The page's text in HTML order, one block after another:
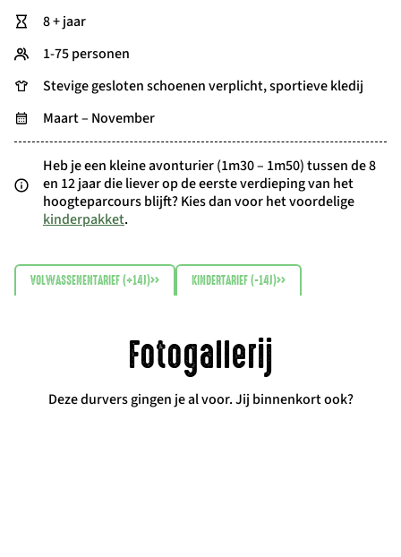
8 + jaar
1-75 personen
Stevige gesloten schoenen verplicht, sportieve kledij
Maart – November
Heb je een kleine avonturier (1m30 – 1m50) tussen de 8
en 12 jaar die liever op de eerste verdieping van het
hoogteparcours blijft? Kies dan voor het voordelige
kinderpakket.
VOLWASSENENTARIEF (+14J)>> KINDERTARIEF (-14J)>>
Fotogallerij
Deze durvers gingen je al voor. Jij binnenkort ook?